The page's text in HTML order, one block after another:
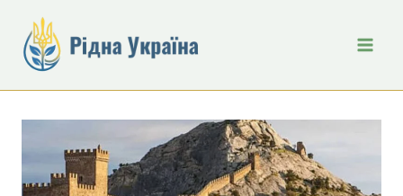
вмісту